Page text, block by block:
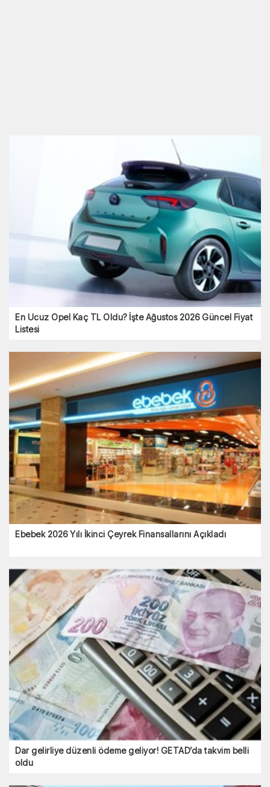
En Ucuz Opel Kaç TL Oldu? İşte Ağustos 2026 Güncel Fiyat
Listesi
Ebebek 2026 Yılı İkinci Çeyrek Finansallarını Açıkladı
Dar gelirliye düzenli ödeme geliyor! GETAD’da takvim belli
oldu